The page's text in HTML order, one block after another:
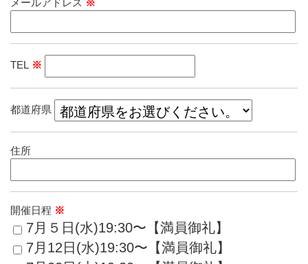
TEL ※
都道府県
住所
開催日程 ※
7月５日(水)19:30〜【満員御礼】
7月12日(水)19:30〜【満員御礼】